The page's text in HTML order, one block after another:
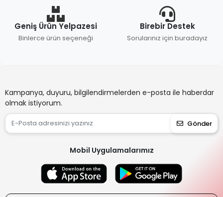
Geniş Ürün Yelpazesi
Binlerce ürün seçeneği
Birebir Destek
Sorularınız için buradayız
Kampanya, duyuru, bilgilendirmelerden e-posta ile haberdar
olmak istiyorum.
Gönder
Mobil Uygulamalarımız